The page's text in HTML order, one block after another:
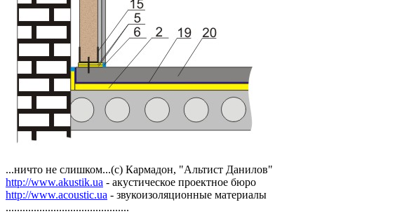
...ничто не слишком...(с) Кармадон, "Альтист Данилов"
http://www.akustik.ua - акустическое проектное бюро
http://www.acoustic.ua - звукоизоляционные материалы
............................................